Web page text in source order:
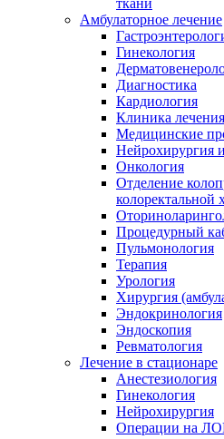
ткани
Амбулаторное лечение
Гинекология
Диагностика
Кардиология
Клиника
Медицинские
Нейрохирургия
Онкология
Отделение
колоректальной
Процедурный
Пульмонология
Терапия
Урология
Хирургия
Эндокринология
Эндоскопия
Ревматология
Лечение в стационаре
Анестезиология
Гинекология
Нейрохирургия
Операции на